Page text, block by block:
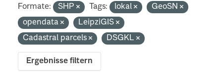
Formate: SHP Tags: lokal
GeoSN
opendata
LeipziGIS
Cadastral parcels
DSGKL
Ergebnisse filtern